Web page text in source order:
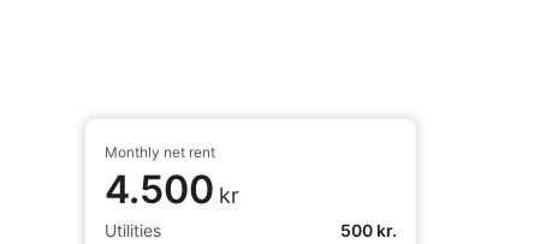
Monthly net rent
4.500 kr
Utilities
500 kr.